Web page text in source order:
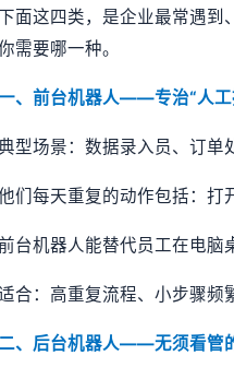
面这四类，是企业最常遇到
需要哪一种。
、前台机器人——专治“人工
型场景：数据录入员、订单
们每天重复的动作包括：
台机器人能替代员工在电脑
合：高重复流程、小步骤频
、后台机器人——无须看管